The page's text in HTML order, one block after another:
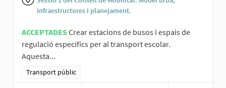
infraestructures i planejament.
ACCEPTADESCrear estacions de busos i espais de
regulació específics per al transport escolar.
Aquesta...
Resultats al filtrar per la categoria: Transport públic
Transport públic